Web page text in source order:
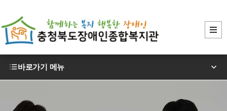
바로가기 메뉴